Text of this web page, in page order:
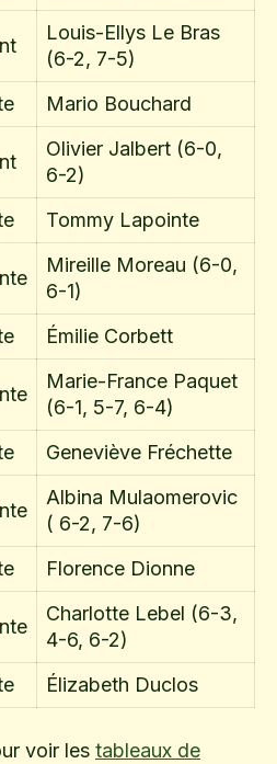
Louis-Ellys Le Bras
(6-2, 7-5)
Mario Bouchard
Olivier Jalbert (6-0,
6-2)
Tommy Lapointe
Mireille Moreau (6-0,
6-1)
Émilie Corbett
Marie-France Paquet
(6-1, 5-7, 6-4)
Geneviève Fréchette
Albina Mulaomerovic
( 6-2, 7-6)
Florence Dionne
Charlotte Lebel (6-3,
4-6, 6-2)
Élizabeth Duclos
voir les tableaux de